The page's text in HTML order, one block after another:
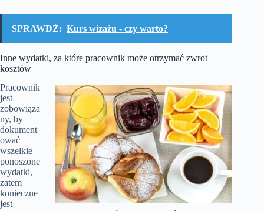
SPRAWDŹ: Kurs wizażu - czy warto?
Inne wydatki, za które pracownik może otrzymać zwrot
kosztów
Pracownik
jest
zobowiąza
ny, by
dokument
ować
wszelkie
ponoszone
wydatki,
zatem
konieczne
jest